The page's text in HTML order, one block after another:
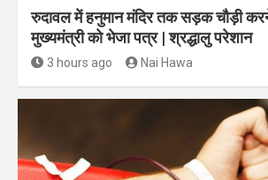
रुदावल में हनुमान मंदिर तक सड़क चौड़ी
मुख्यमंत्री को भेजा पत्र | श्रद्धालु परेशान
3 hours ago Nai Hawa